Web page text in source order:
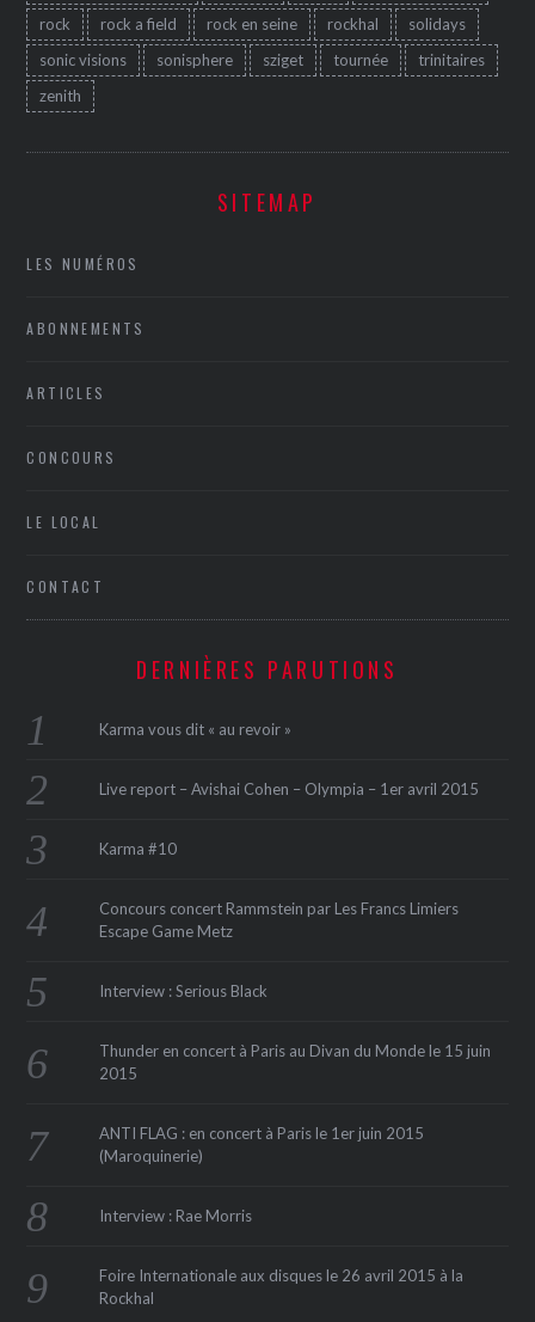
rock
rock a field rock en seine rockhal
solidays
sonic visions
sonisphere sziget tournée
trinitaires
zenith
SITEMAP
LES NUMÉROS
ABONNEMENTS
ARTICLES
CONCOURS
LE LOCAL
CONTACT
DERNIÈRES PARUTIONS
Karma vous dit « au revoir »
Live report – Avishai Cohen – Olympia – 1er avril 2015
Karma #10
Concours concert Rammstein par Les Francs Limiers
Escape Game Metz
Interview : Serious Black
Thunder en concert à Paris au Divan du Monde le 15 juin
2015
ANTI FLAG : en concert à Paris le 1er juin 2015
(Maroquinerie‏)
Interview : Rae Morris
Foire Internationale aux disques le 26 avril 2015 à la
Rockhal